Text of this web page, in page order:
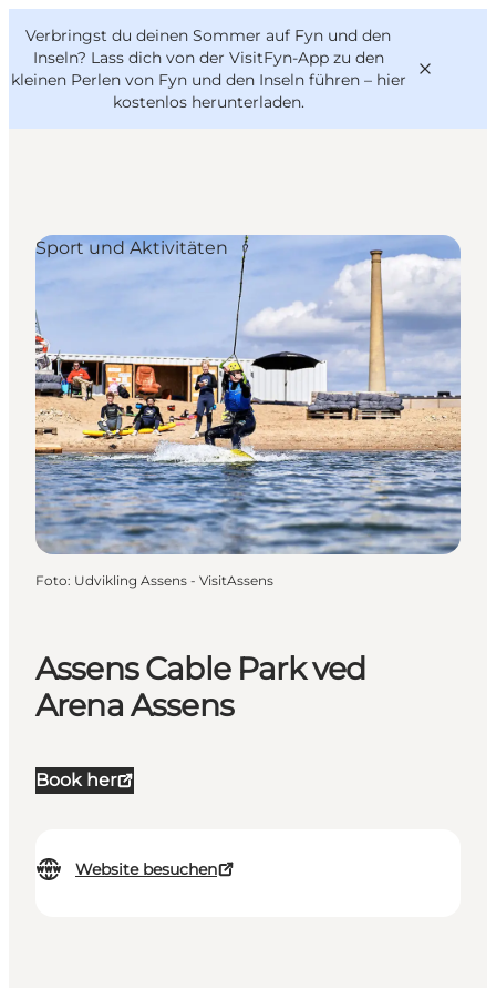
Verbringst du deinen Sommer auf Fyn und den
Inseln? Lass dich von der VisitFyn-App zu den
kleinen Perlen von Fyn und den Inseln führen – hier
kostenlos herunterladen.
Reise Ideen
Outdoor & bike
Übernachtung
VisitFyn
Deutsch
Assens Cable Park ved
Arena Assens
Book her
Website besuchen
Sport und Aktivitäten
Foto: Udvikling Assens - VisitAssens